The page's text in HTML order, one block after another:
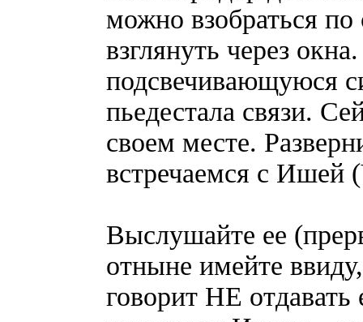
можно взобраться
взглянуть через
подсвечивающуюся
пьедестала связи.
своем месте.
встречаемся с Ишей
Выслушайте ее
отныне имейте
говорит НЕ